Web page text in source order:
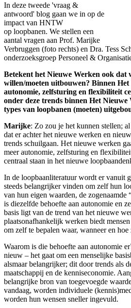
In deze tweede 'vraag &
antwoord' blog gaan we in op de
impact van HNTW
op loopbanen. We stellen een
aantal vragen aan Prof. Marijke
Verbruggen (foto rechts) en Dra. Tess
onderzoeksgroep Personeel &
Betekent het Nieuwe Werken ook dat
willen/moeten uitbouwen? Binnen
autonomie, zelfsturing en flexibiliteit
onder deze trends binnen Het
types van loopbanen (moeten)
Marijke: Zo zou je het kunnen stellen;
dat er achter het nieuwe werken en
trends schuilgaan. Het nieuwe werken
meer autonomie, zelfsturing en
centraal staan in het nieuwe
In de loopbaanliteratuur wordt er vanuit
steeds belangrijker vinden om zelf hun
van hun eigen waarden, de zogenaamde
is diezelfde behoefte aan autonomie en
basis ligt van de trend van het nieuwe
plaatsonafhankelijk werken biedt
om zelf te bepalen waar, wanneer en
Waarom is die behoefte aan autonomie
nieuw – het gaat om een menselijke
alsmaar belangrijker; dit door trends als
maatschappij en de kenniseconomie.
belangrijke bron van toegevoegde
vandaag, worden individuele
worden hun wensen sneller ingevuld.